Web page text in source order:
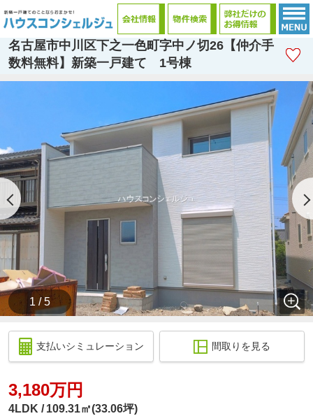
名古屋市中川区下之一色町字中ノ切26【仲介手
数料無料】新築一戸建て 1号棟
1 / 5
支払いシミュレーション 間取りを見る
3,180万円
4LDK 109.31㎡(33.06坪)